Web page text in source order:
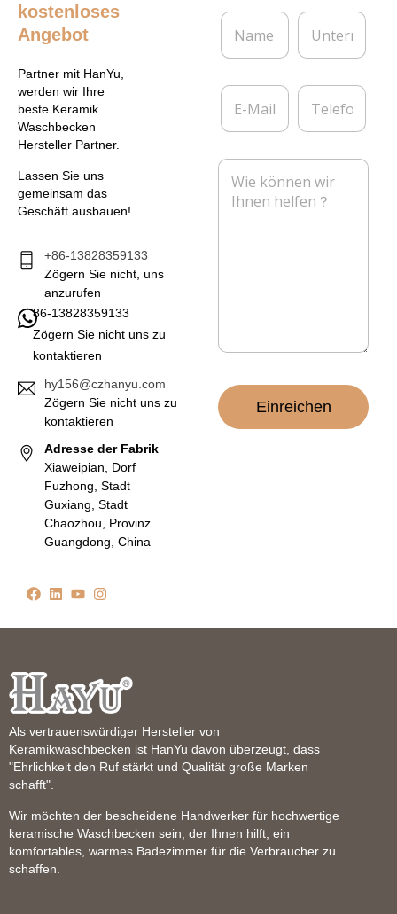
kostenloses
Angebot
Partner mit HanYu,
werden wir Ihre
beste Keramik
Waschbecken
Hersteller Partner.
Lassen Sie uns
gemeinsam das
Geschäft ausbauen!
+86-13828359133
Zögern Sie nicht, uns
anzurufen
86-13828359133
Zögern Sie nicht uns zu
kontaktieren
hy156@czhanyu.com
Zögern Sie nicht uns zu
kontaktieren
Adresse der Fabrik
Xiaweipian, Dorf
Fuzhong, Stadt
Guxiang, Stadt
Chaozhou, Provinz
Guangdong, China
N
m
*
U
t
r
h
n
E
M
i
T
l
f
o
n
N
Einreichen
Als vertrauenswürdiger Hersteller von
Keramikwaschbecken ist HanYu davon überzeugt, dass
"Ehrlichkeit den Ruf stärkt und Qualität große Marken
schafft".
Wir möchten der bescheidene Handwerker für hochwertige
keramische Waschbecken sein, der Ihnen hilft, ein
komfortables, warmes Badezimmer für die Verbraucher zu
schaffen.